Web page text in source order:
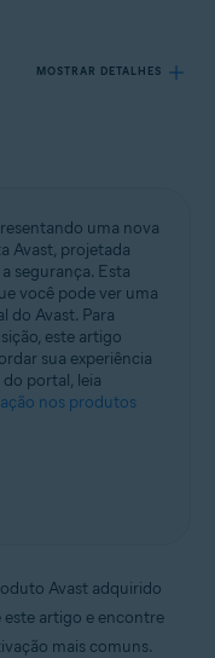
MOSTRAR DETALHES
uma nova
Avast, projetada
segurança. Esta
você pode ver uma
do Avast. Para
este artigo
sua experiência
do portal, leia
nos produtos
Avast adquirido
este artigo e encontre
mais comuns.